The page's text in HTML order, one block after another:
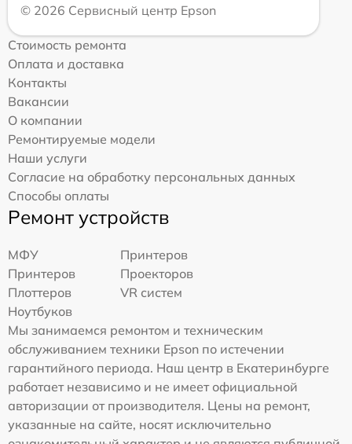
© 2026 Сервисный центр Epson
Стоимость ремонта
Оплата и доставка
Контакты
Вакансии
О компании
Ремонтируемые модели
Наши услуги
Согласие на обработку персональных данных
Способы оплаты
Ремонт устройств
МФУ
Принтеров
Принтеров
Проекторов
Плоттеров
VR систем
Ноутбуков
Мы занимаемся ремонтом и техническим
обслуживанием техники Epson по истечении
гарантийного периода. Наш центр в Екатеринбурге
работает независимо и не имеет официальной
авторизации от производителя. Цены на ремонт,
указанные на сайте, носят исключительно